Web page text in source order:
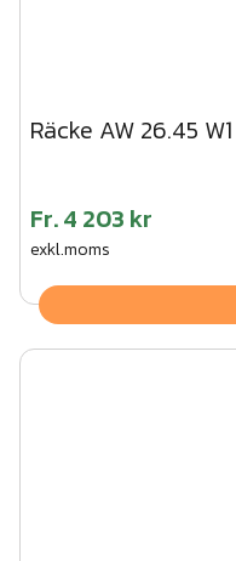
Räcke AW 26.45 W1
Fr.4 203 kr
exkl.moms